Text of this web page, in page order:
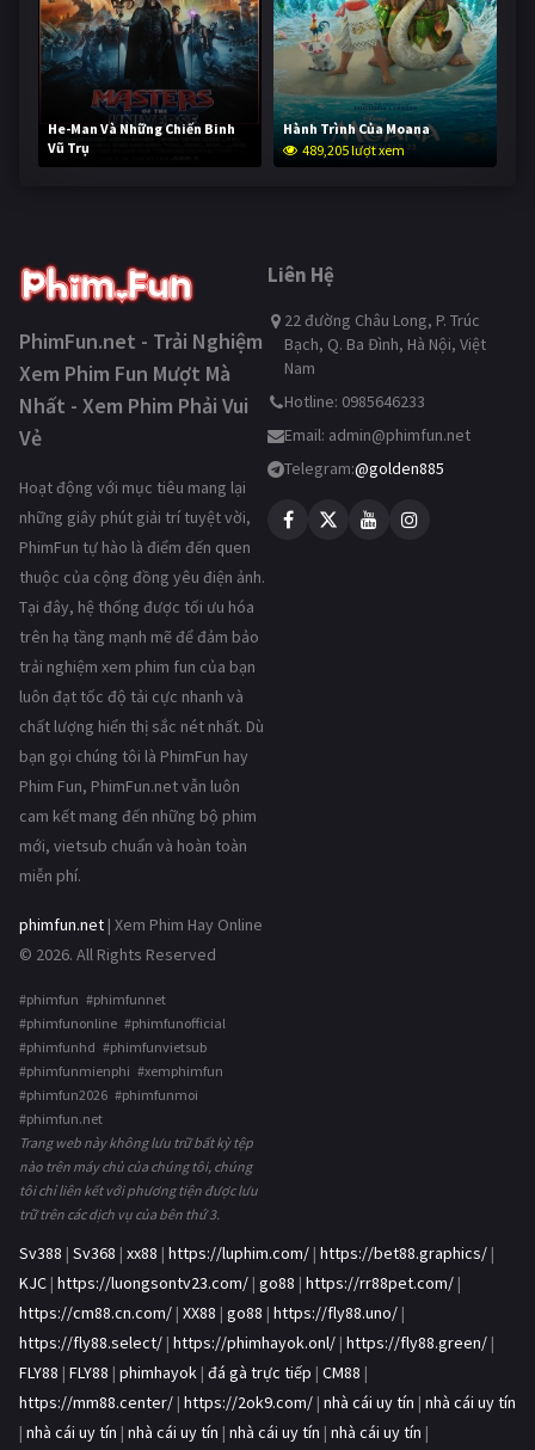
He-Man Và Những Chiến Binh
Vũ Trụ
237,743 lượt xem
Hành Trình Của Moana
489,205 lượt xem
PhimFun.net - Trải Nghiệm
Xem Phim Fun Mượt Mà
Nhất - Xem Phim Phải Vui
Vẻ
Hoạt động với mục tiêu mang lại
những giây phút giải trí tuyệt vời,
PhimFun tự hào là điểm đến quen
thuộc của cộng đồng yêu điện ảnh.
Tại đây, hệ thống được tối ưu hóa
trên hạ tầng mạnh mẽ để đảm bảo
trải nghiệm xem phim fun của bạn
luôn đạt tốc độ tải cực nhanh và
chất lượng hiển thị sắc nét nhất. Dù
bạn gọi chúng tôi là PhimFun hay
Phim Fun, PhimFun.net vẫn luôn
cam kết mang đến những bộ phim
mới, vietsub chuẩn và hoàn toàn
miễn phí.
phimfun.net | Xem Phim Hay Online
© 2026. All Rights Reserved
#phimfun #phimfunnet
#phimfunonline #phimfunofficial
#phimfunhd #phimfunvietsub
#phimfunmienphi #xemphimfun
#phimfun2026 #phimfunmoi
#phimfun.net
Trang web này không lưu trữ bất kỳ tệp
nào trên máy chủ của chúng tôi, chúng
tôi chỉ liên kết với phương tiện được lưu
trữ trên các dịch vụ của bên thứ 3.
Liên Hệ
22 đường Châu Long, P. Trúc
Bạch, Q. Ba Đình, Hà Nội, Việt
Nam
Hotline: 0985646233
Email: admin@phimfun.net
Telegram:@golden885
Sv388 | Sv368 | xx88 | https://luphim.com/ | https://bet88.graphics/ |
KJC | https://luongsontv23.com/ | go88 | https://rr88pet.com/ |
https://cm88.cn.com/ | XX88 | go88 | https://fly88.uno/ |
https://fly88.select/ | https://phimhayok.onl/ | https://fly88.green/ |
FLY88 | FLY88 | phimhayok | đá gà trực tiếp | CM88 |
https://mm88.center/ | https://2ok9.com/ | nhà cái uy tín | nhà cái uy tín
| nhà cái uy tín | nhà cái uy tín | nhà cái uy tín | nhà cái uy tín |